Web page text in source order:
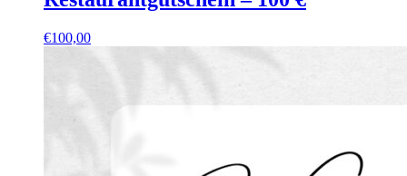
€100,00